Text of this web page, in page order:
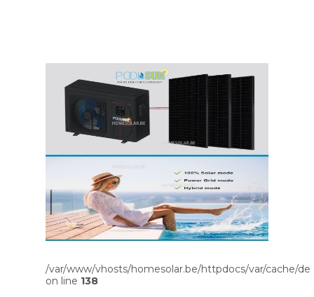
/var/www/vhosts/homesolar.be/httpdocs/var/cache/
on line 138